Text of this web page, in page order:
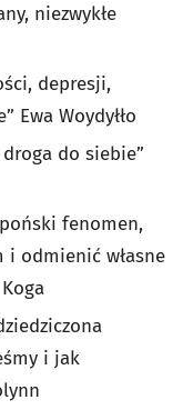
niezwykłe
depresji,
Ewa Woydyłło
droga do siebie”
fenomen,
odmienić własne
i jak